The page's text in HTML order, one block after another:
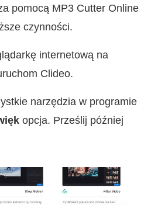
pomocą MP3 Cutter Online
czynności.
internetową na
Clideo.
narzędzia w programie
opcja. Prześlij później